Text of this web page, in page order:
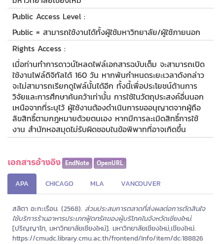
Public Access Level :
Public = สามารถใช้งานได้ทั้งผู้ใช้มหาวิทยาลัย/ผู้ใช้ภายนอก
Rights Access :
เมื่อท่านทำการดาวน์โหลดไฟล์เอกสารฉบับเต็ม จะสามารถเปิด
ใช้งานไฟล์ดิจิทัลได้ 160 วัน หากพ้นกำหนดระยะเวลาดังกล่าว
จะไม่สามารถเรียกดูไฟล์นั้นได้อีก ทั้งนี้เพื่อประโยชน์ด้านการ
วิจัยและการศึกษาค้นคว้าเท่านั้น การใช้ในวัตถุประสงค์อื่นนอก
เหนือจากที่ระบุไว้ ผู้ใช้งานต้องดำเนินการขออนุญาตจากผู้ถือ
ลิขสิทธิ์ตามกฎหมายด้วยตนเอง หากมีการละเมิดสิทธิ์การใช้
งาน สำนักหอสมุดไม่รับผิดชอบในข้อพิพาทที่อาจเกิดขึ้น
เอกสารอ้างอิง EndNote OpenURL
APA CHICAGO MLA VANCOUVER
สลิตา อะกะเรือน. (2568). ส่วนประสมการตลาดที่ส่งผลต่อการตัดสินใจ
ใช้บริการร้านอาหารประเภทฟู้ดทรัคของผู้บริโภคในจังหวัดเชียงใหม่.
[ปริญญาโท, มหาวิทยาลัยเชียงใหม่]. มหาวิทยาลัยเชียงใหม่,เชียงใหม่.
https://cmudc.library.cmu.ac.th/frontend/Info/item/dc:188826